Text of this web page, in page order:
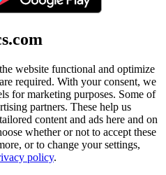
website functional and optimize
required. With your consent, we
for marketing purposes. Some of
partners. These help us
content and ads here and on
whether or not to accept these
or to change your settings,
policy.